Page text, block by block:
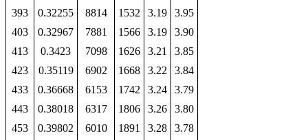
393
0.32255 8814 1532 3.19
3.95
403
0.32967 7881 1566 3.19
3.90
413
0.3423 7098 1626 3.21
3.85
423
0.35119 6902 1668 3.22
3.84
433
0.36668 6153 1742 3.24
3.79
443
0.38018 6317 1806 3.26
3.80
453
0.39802 6010 1891 3.28
3.78